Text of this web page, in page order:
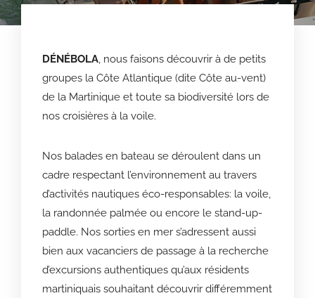
DÉNÉBOLA, nous faisons découvrir à de petits
groupes la Côte Atlantique (dite Côte au-vent)
de la Martinique et toute sa biodiversité lors de
nos croisières à la voile.
Nos balades en bateau se déroulent dans un
cadre respectant l’environnement au travers
d’activités nautiques éco-responsables: la voile,
la randonnée palmée ou encore le stand-up-
paddle. Nos sorties en mer s’adressent aussi
bien aux vacanciers de passage à la recherche
d’excursions authentiques qu’aux résidents
martiniquais souhaitant découvrir différemment